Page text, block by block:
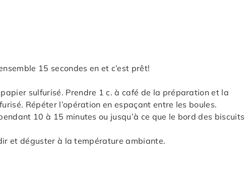
15 secondes en et c’est prêt!
sulfurisé. Prendre 1 c. à café de la préparation et la
Répéter l’opération en espaçant entre les boules.
10 à 15 minutes ou jusqu’à ce que le bord des biscuits
et déguster à la température ambiante.